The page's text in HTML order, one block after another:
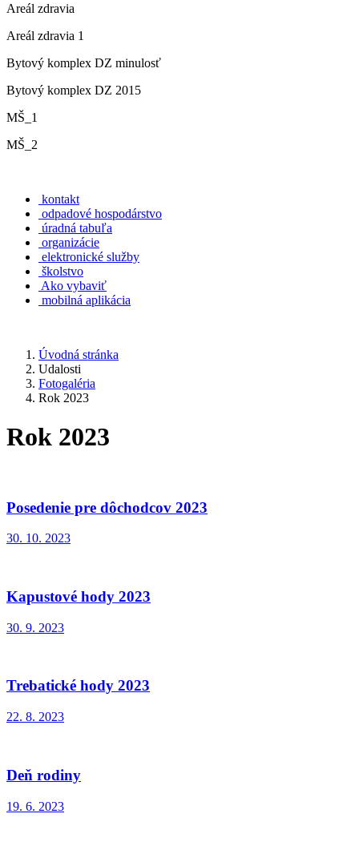
Areál zdravia
Areál zdravia 1
Bytový komplex DZ minulosť
Bytový komplex DZ 2015
MŠ_1
MŠ_2
kontakt
odpadové hospodárstvo
úradná tabuľa
organizácie
elektronické služby
školstvo
Ako vybaviť
mobilná aplikácia
Úvodná stránka
Udalosti
Fotogaléria
Rok 2023
Rok 2023
Posedenie pre dôchodcov 2023
30. 10. 2023
Kapustové hody 2023
30. 9. 2023
Trebatické hody 2023
22. 8. 2023
Deň rodiny
19. 6. 2023